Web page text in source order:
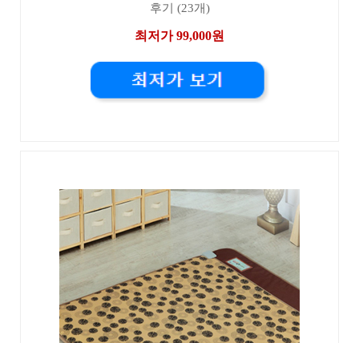
후기 (23개)
최저가 99,000원